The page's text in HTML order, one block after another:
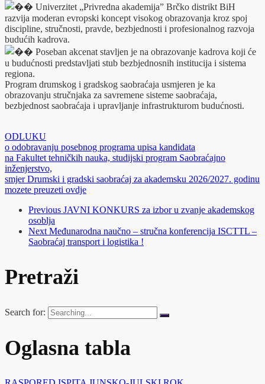
Univerzitet „Privredna akademija” Brčko distrikt BiH
razvija moderan evropski koncept visokog obrazovanja kroz spoj
discipline, stručnosti, pravde, bezbjednosti i profesionalnog razvoja
budućih kadrova.
Poseban akcenat stavljen je na obrazovanje kadrova koji će
u budućnosti predstavljati stub bezbjednosnih institucija i sistema
regiona.
Program drumskog i gradskog saobraćaja usmjeren je ka
obrazovanju stručnjaka za savremene sisteme saobraćaja,
bezbjednost saobraćaja i upravljanje infrastrukturom budućnosti.
ODLUKU
o odobravanju posebnog programa upisa kandidata
na Fakultet tehničkih nauka, studijski program Saobraćajno
inženjerstvo,
smjer Drumski i gradski saobraćaj za akademsku 2026/2027. godinu
mozete preuzeti ovdje
Previous JAVNI KONKURS za izbor u zvanje akademskog
osoblja
Next Međunarodna naučno – stručna konferencija ISCTTL –
Saobraćaj transport i logistika !
Pretraži
Search for:
Oglasna tabla